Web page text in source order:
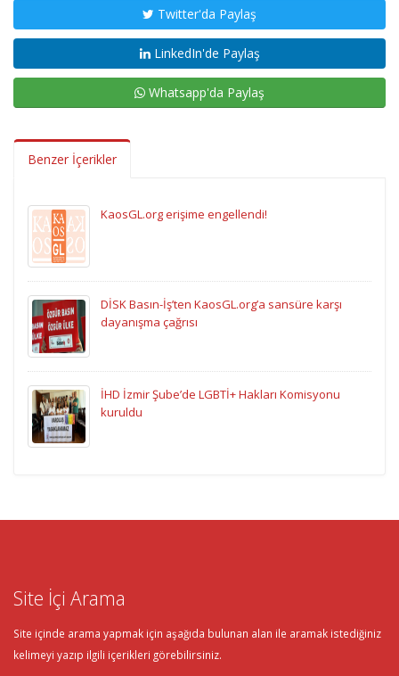
Twitter'da Paylaş
LinkedIn'de Paylaş
Whatsapp'da Paylaş
Benzer İçerikler
KaosGL.org erişime engellendi!
DİSK Basın-İş’ten KaosGL.org’a sansüre karşı
dayanışma çağrısı
İHD İzmir Şube’de LGBTİ+ Hakları Komisyonu
kuruldu
Site İçi Arama
Site içinde arama yapmak için aşağıda bulunan alan ile aramak istediğiniz
kelimeyi yazıp ilgili içerikleri görebilirsiniz.